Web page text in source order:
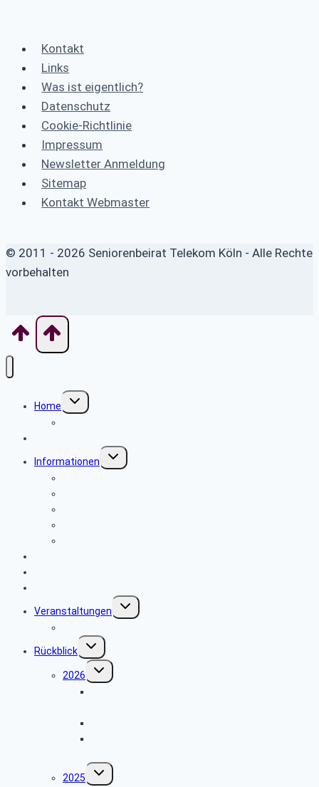
Kontakt
Links
Was ist eigentlich?
Datenschutz
Cookie-Richtlinie
Impressum
Newsletter Anmeldung
Sitemap
Kontakt Webmaster
© 2011 - 2026 Seniorenbeirat Telekom Köln - Alle Rechte
vorbehalten
Home
Untermenü
umschalten
Informationen
Untermenü
umschalten
Veranstaltungen
Untermenü
umschalten
Rückblick
Untermenü
umschalten
2026
Untermenü
umschalten
2025
Untermenü
umschalten